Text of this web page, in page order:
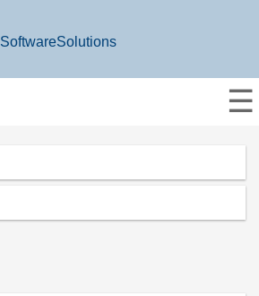
SoftwareSolutions
☰